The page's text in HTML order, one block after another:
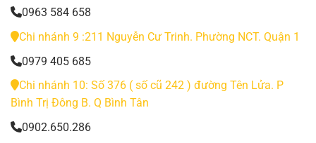
0963 584 658
Chi nhánh 9 :211 Nguyễn Cư Trinh. Phường NCT. Quận 1
0979 405 685
Chi nhánh 10: Số 376 ( số cũ 242 ) đường Tên Lửa. P
Bình Trị Đông B. Q Bình Tân
0902.650.286